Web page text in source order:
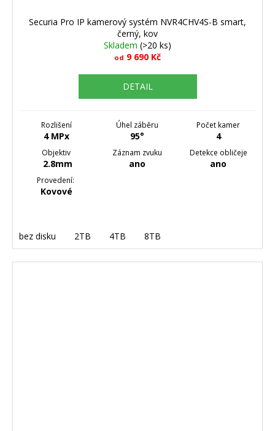
Securia Pro IP kamerový systém NVR4CHV4S-B smart,
černý, kov
Skladem (>20 ks)
od 9 690 Kč
DETAIL
Rozlišení
4 MPx
Úhel záběru
95°
Počet kamer
4
Objektiv
2.8mm
Záznam zvuku
ano
Detekce obličeje
ano
Provedení:
Kovové
bez disku 2TB 4TB 8TB